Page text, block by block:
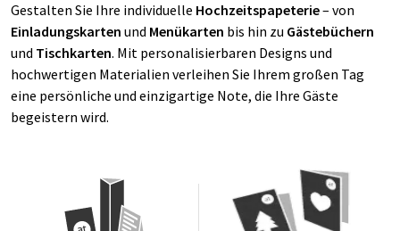
Gestalten Sie Ihre individuelle Hochzeitspapeterie– von
Einladungskarten und Menükarten bis hin zu Gästebüchern
und Tischkarten. Mit personalisierbaren Designs und
hochwertigen Materialien verleihen Sie Ihrem großen Tag
eine persönliche und einzigartige Note, die Ihre Gäste
begeistern wird.